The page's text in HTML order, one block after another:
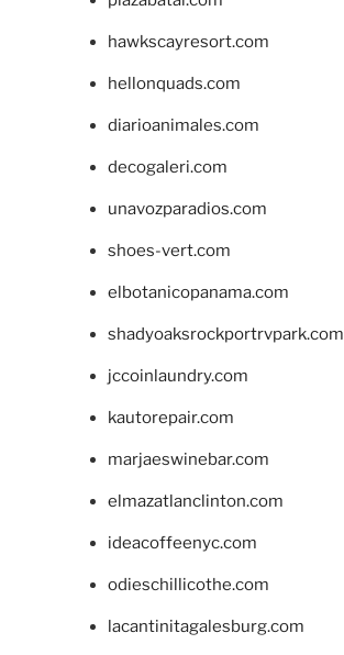
hawkscayresort.com
hellonquads.com
diarioanimales.com
decogaleri.com
unavozparadios.com
shoes-vert.com
elbotanicopanama.com
shadyoaksrockportrvpark.com
jccoinlaundry.com
kautorepair.com
marjaeswinebar.com
elmazatlanclinton.com
ideacoffeenyc.com
odieschillicothe.com
lacantinitagalesburg.com